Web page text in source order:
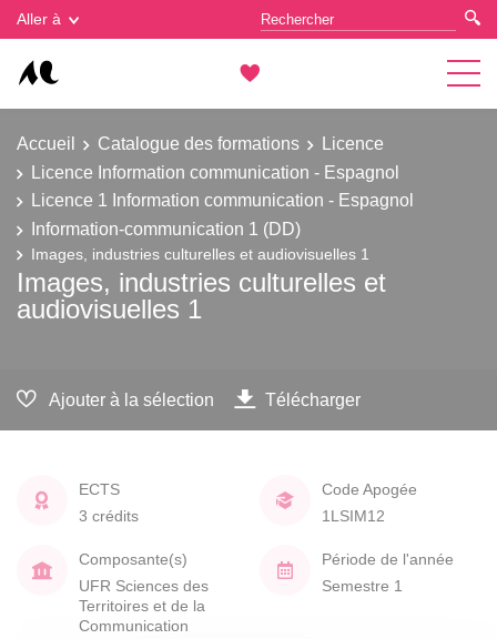
Aller à
Accueil Catalogue des formations
Licence
Licence Information communication - Espagnol
Licence 1 Information communication - Espagnol
Information-communication 1 (DD)
Images, industries culturelles et audiovisuelles 1
Images, industries culturelles et
audiovisuelles 1
Ajouter à la sélection Télécharger
ECTS
3 crédits
Code Apogée
1LSIM12
Composante(s)
UFR Sciences des
Territoires et de la
Communication
Période de l'année
Semestre 1
Gestion des cookies